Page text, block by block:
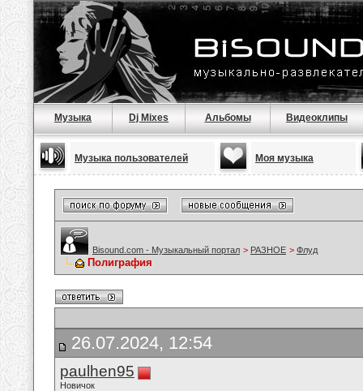
Музыка Dj Mixes Альбомы Видеоклипы
Музыка пользователей Моя музыка
Bisound.com - Музыкальный портал > РАЗНОЕ > Флуд
Полиграфия
26.07.2024, 12:54
paulhen95
Новичок